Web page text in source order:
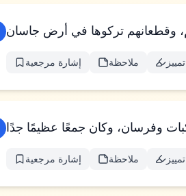
إشارة مرجعية ملاحظة تمييز
إشارة مرجعية ملاحظة تمييز